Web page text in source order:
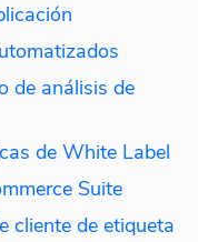
de análisis de
de White Label
Suite
cliente de etiqueta